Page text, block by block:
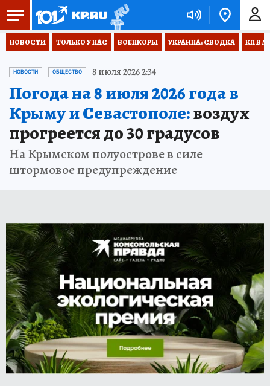
НОВОСТИ ТОЛЬКО У НАС ВОЕНКОРЫ УКРАИНА: СВОДКА КП В
НОВОСТИ ОБЩЕСТВО 8 июля 2026 2:34
Погода на 8 июля 2026 года в
Крыму и Севастополе:воздух
прогреется до 30 градусов
На Крымском полуострове в силе
штормовое предупреждение